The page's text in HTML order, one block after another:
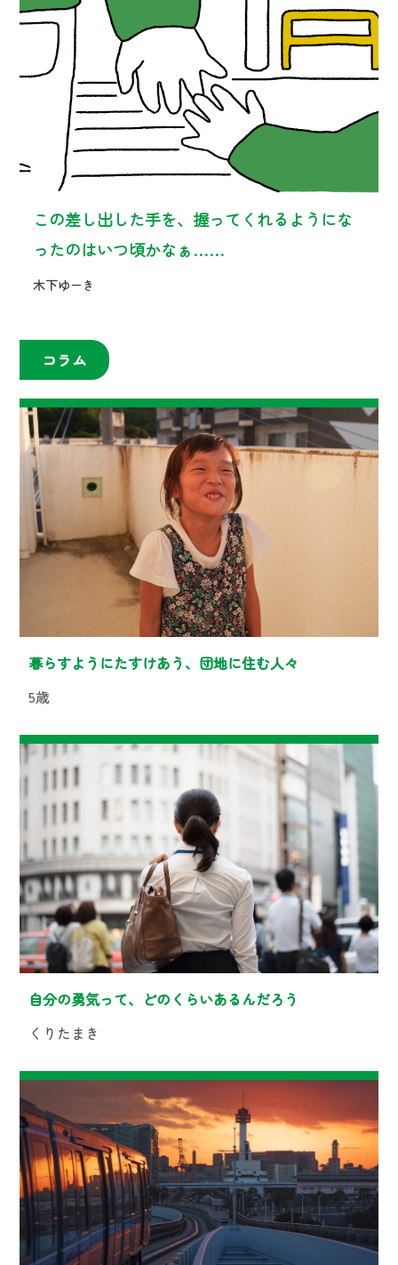
この差し出した手を、握ってくれるようにな
ったのはいつ頃かなぁ……
木下ゆーき
コラム
暮らすようにたすけあう、団地に住む人々
5歳
自分の勇気って、どのくらいあるんだろう
くりたまき